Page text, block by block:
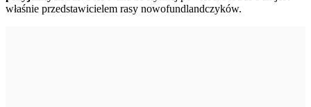
właśnie przedstawicielem rasy nowofundlandczyków.